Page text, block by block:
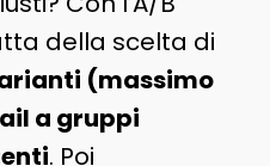
della scelta di
(massimo
a gruppi
. Poi